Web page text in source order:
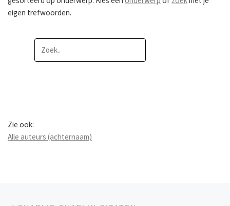
eigen trefwoorden.
Zie ook:
Alle auteurs (achternaam)